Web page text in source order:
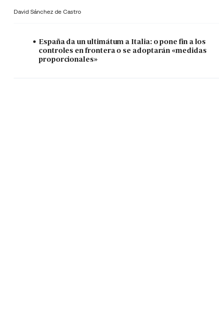
David Sánchez de Castro
España da un ultimátum a Italia: o pone fin a los
controles en frontera o se adoptarán «medidas
proporcionales»